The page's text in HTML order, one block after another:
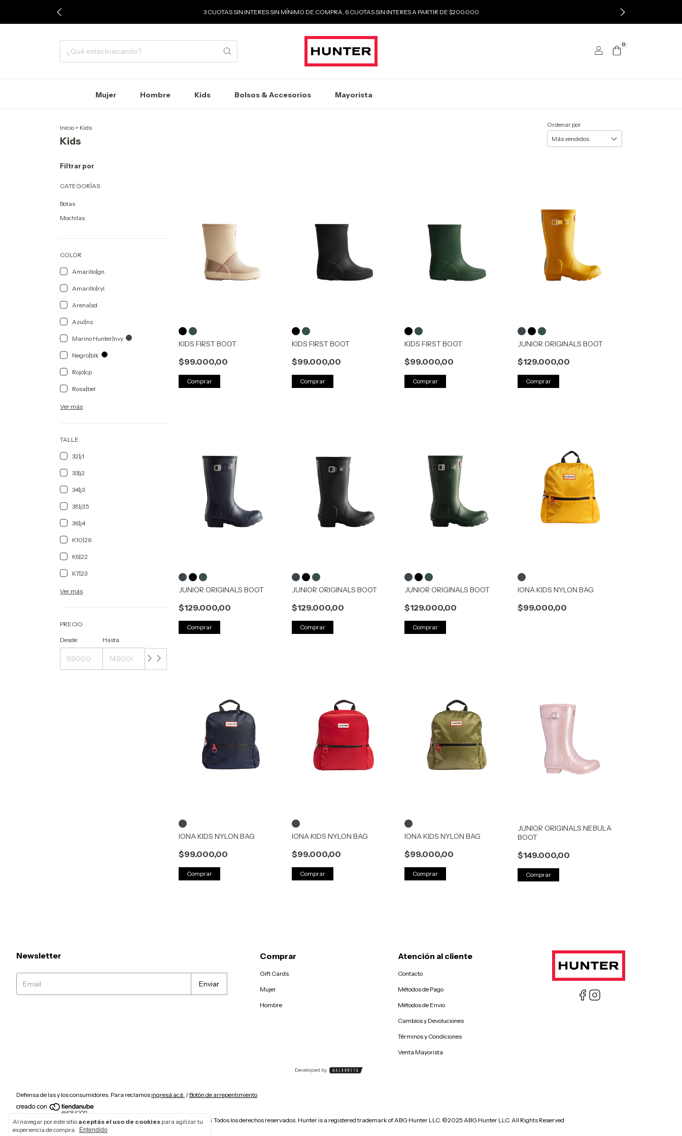
3 CUOTAS SIN INTERES SIN MÍNIMO DE COMPRA, 6 CUOTAS SIN INTERES A PARTIR DE $200.000
0
Mujer Hombre Kids Bolsos & Accesorios Mayorista
Al navegar por este sitio aceptás el uso de cookies para agilizar tu
experiencia de compra.
Entendido
Inicio > Kids
Kids
Ordenar por
Filtrar por
CATEGORÍAS
Botas
Mochilas
COLOR
Amarillo|gn
Amarillo|ryl
Arena|sd
Azul|ns
Marino Hunter|nvy
Negro|blk
Rojo|cp
Rosa|bel
Ver más
TALLE
32|j1
33|j2
34|j3
35|j3.5
36|j4
K10|26
K6|22
K7|23
Ver más
PRECIO
Desde Hasta
KIDS FIRST BOOT
$99.000,00
Comprar
KIDS FIRST BOOT
$99.000,00
Comprar
KIDS FIRST BOOT
$99.000,00
Comprar
JUNIOR ORIGINALS BOOT
$129.000,00
Comprar
JUNIOR ORIGINALS BOOT
$129.000,00
Comprar
JUNIOR ORIGINALS BOOT
$129.000,00
Comprar
JUNIOR ORIGINALS BOOT
$129.000,00
Comprar
IONA KIDS NYLON BAG
$99.000,00
IONA KIDS NYLON BAG
$99.000,00
Comprar
IONA KIDS NYLON BAG
$99.000,00
Comprar
IONA KIDS NYLON BAG
$99.000,00
Comprar
JUNIOR ORIGINALS NEBULA
BOOT
$149.000,00
Comprar
Newsletter Comprar
Gift Cards
Mujer
Hombre
Atención al cliente
Contacto
Métodos de Pago
Métodos de Envio
Cambios y Devoluciones
Términos y Condiciones
Venta Mayorista
Defensa de las y los consumidores. Para reclamos ingresá acá. / Botón de arrepentimiento
Copyright Tienda Oficial Hunter Boots Argentina - 30621901253 - 2026. Todos los derechos reservados. Hunter is a registered trademark of ABG Hunter LLC. ©2025 ABG Hunter LLC. All Rights Reserved